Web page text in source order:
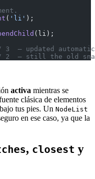
( 'li' );
(li);
3  — updated
2  — still the old
activa mientras se
clásica de elementos
tus pies. Un NodeList
en ese caso, ya que la
, closest y